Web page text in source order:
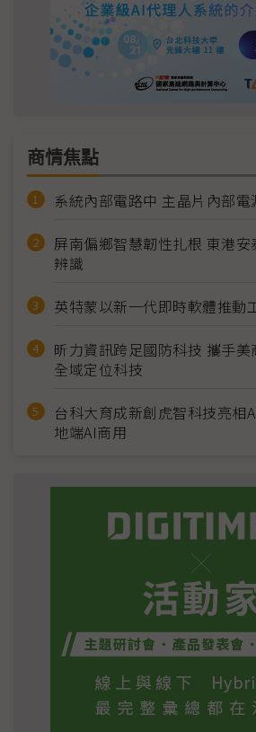
商情焦點
系統內部電路中 主晶片內部電
屏南偏鄉智慧韌性扎根 東港
辨識
英特蒙以新一代即時軟體推動
昕力資訊跨足國防科技 攜手
全域定位科技
台科大育成新創虎智科技亮相
地端AI商用